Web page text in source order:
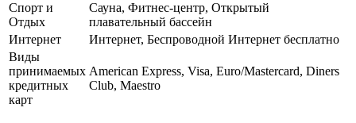
Спорт и
Отдых
Сауна, Фитнес-центр, Открытый
плавательный бассейн
Интернет
Интернет, Беспроводной Интернет бесплатно
Виды
принимаемых
кредитных
карт
American Express, Visa, Euro/Mastercard, Diners
Club, Maestro